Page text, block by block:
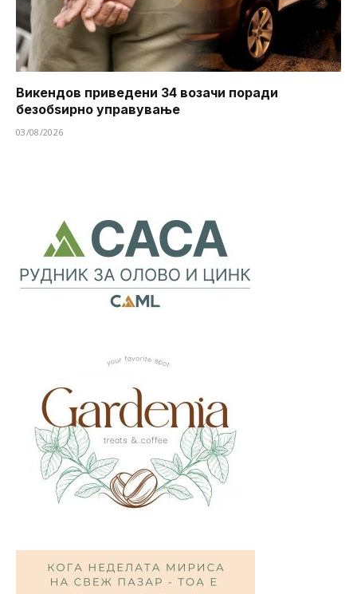
Викендов приведени 34 возачи поради
безобѕирно управување
03/08/2026